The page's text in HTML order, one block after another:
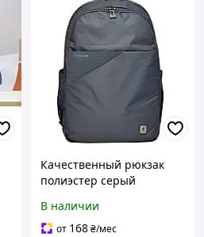
Качественный рюкзак
полиэстер серый
(Китай)
В наличии
от 168₴/мес